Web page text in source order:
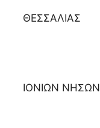
ΘΕΣΣΑΛΙΑΣ
ΙΟΝΙΩΝ ΝΗΣΩΝ